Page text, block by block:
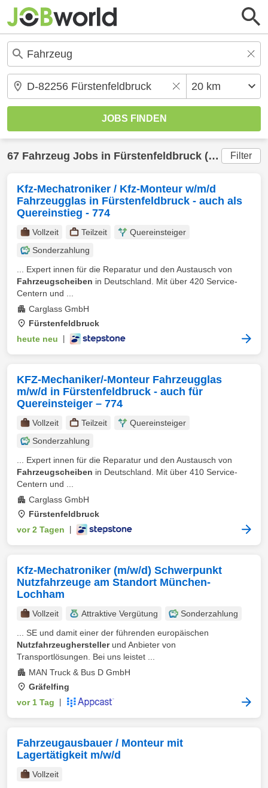
67 Fahrzeug Jobs in Fürstenfeldbruck (20 km) gefunden Filter
Kfz-Mechatroniker / Kfz-Monteur w/m/d
Fahrzeugglas in Fürstenfeldbruck - auch als
Quereinstieg - 774
Vollzeit Teilzeit
Quereinsteiger
Sonderzahlung
... Expert innen für die Reparatur und den Austausch von
Fahrzeugscheiben in Deutschland. Mit über 420 Service-
Centern und ...
Carglass GmbH
Fürstenfeldbruck
heute neu
KFZ-Mechaniker/-Monteur Fahrzeugglas
m/w/d in Fürstenfeldbruck - auch für
Quereinsteiger – 774
Vollzeit Teilzeit
Quereinsteiger
Sonderzahlung
... Expert innen für die Reparatur und den Austausch von
Fahrzeugscheiben in Deutschland. Mit über 410 Service-
Centern und ...
Carglass GmbH
Fürstenfeldbruck
vor 2 Tagen
Kfz-Mechatroniker (m/w/d) Schwerpunkt
Nutzfahrzeuge am Standort München-
Lochham
Vollzeit Attraktive Vergütung
Sonderzahlung
... SE und damit einer der führenden europäischen
Nutzfahrzeugherstellerund Anbieter von
Transportlösungen. Bei uns leistet ...
MAN Truck & Bus D GmbH
Gräfelfing
vor 1 Tag
Fahrzeugausbauer / Monteur mit
Lagertätigkeit m/w/d
Vollzeit